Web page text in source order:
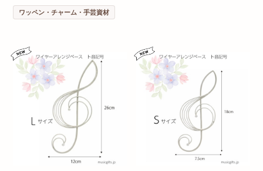
ワッペン・チャーム・手芸資材